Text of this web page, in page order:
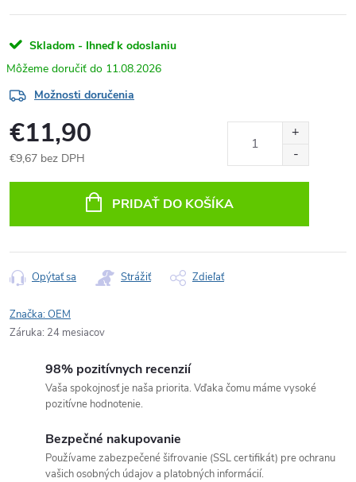
Skladom - Ihneď k odoslaniu
11.08.2026
Možnosti doručenia
€11,90
€9,67 bez DPH
PRIDAŤ DO KOŠÍKA
Opýtať sa Strážiť Zdieľať
Značka:OEM
Záruka: 24 mesiacov
98% pozitívnych recenzií
Vaša spokojnosť je naša priorita. Vďaka čomu máme vysoké
pozitívne hodnotenie.
Bezpečné nakupovanie
Používame zabezpečené šifrovanie (SSL certifikát) pre ochranu
vašich osobných údajov a platobných informácií.